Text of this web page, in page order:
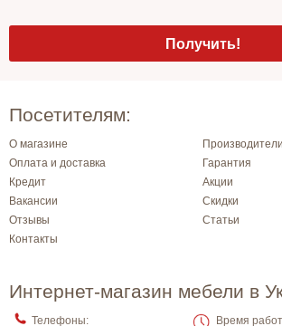
Посетителям:
О магазине
Производители
Оплата и доставка
Гарантия
Кредит
Акции
Вакансии
Скидки
Отзывы
Статьи
Контакты
Интернет-магазин мебели в
Телефоны: Время